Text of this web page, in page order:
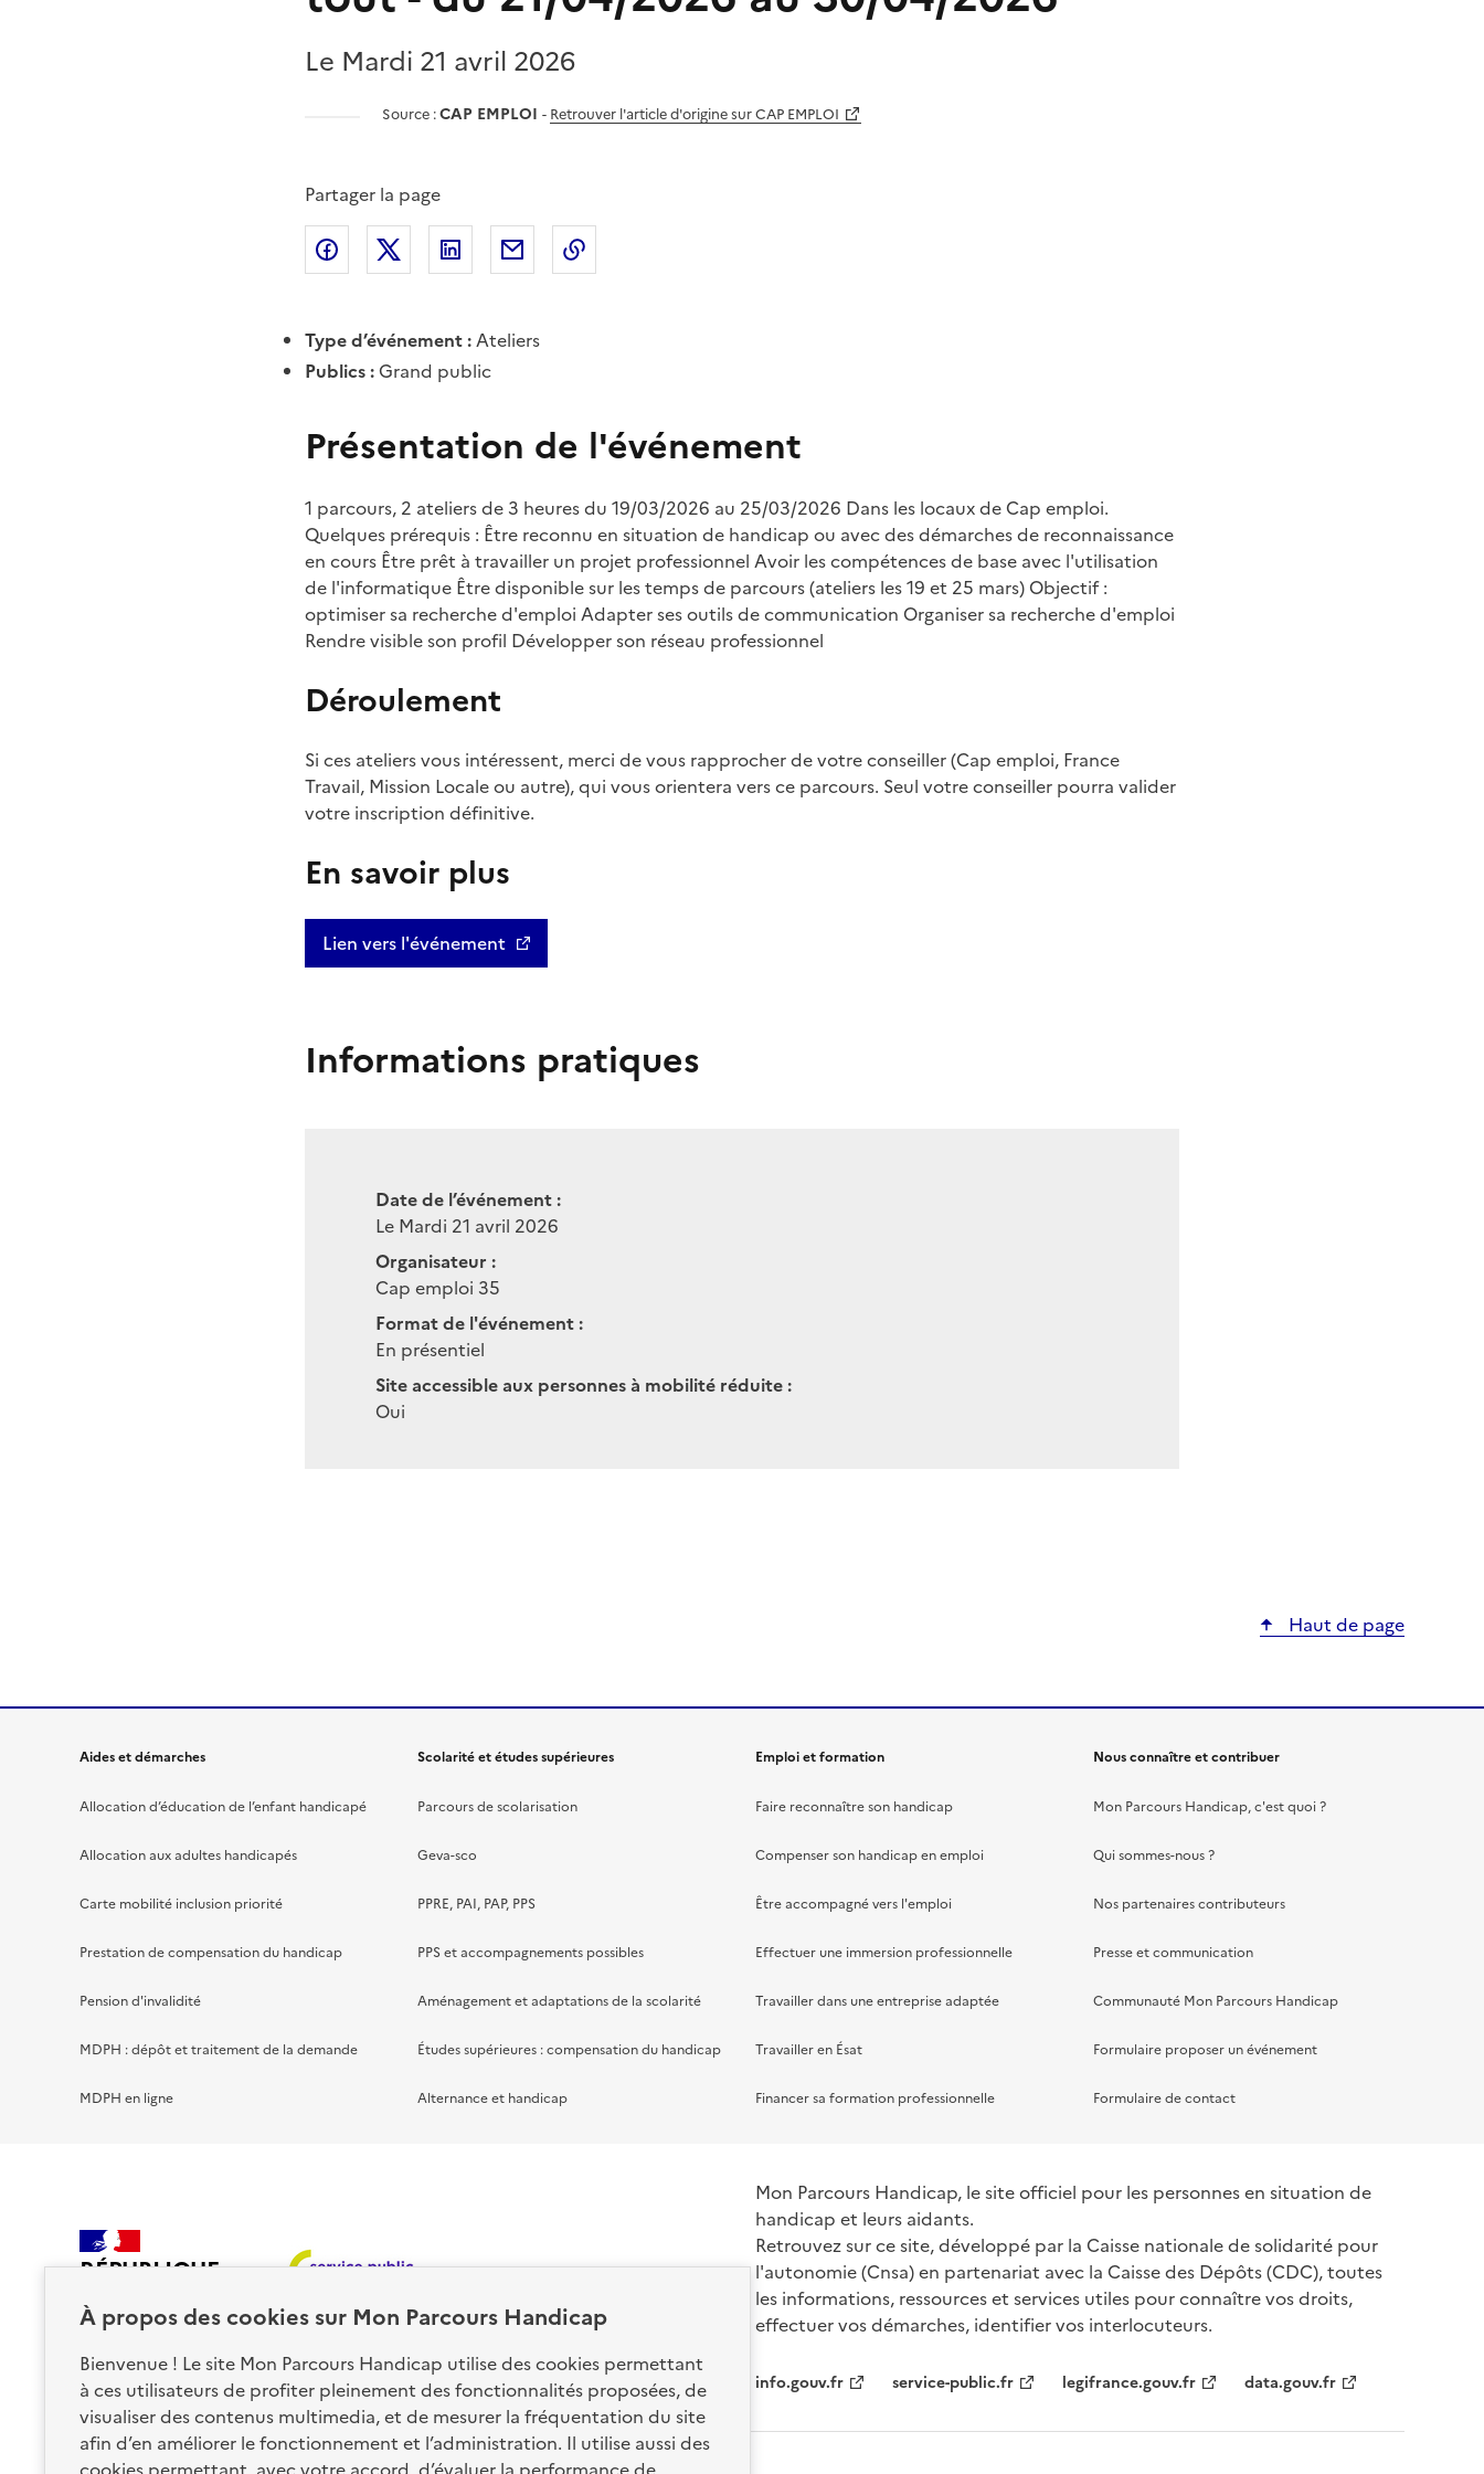
À propos des cookies sur Mon Parcours Handicap
Bienvenue ! Le site Mon Parcours Handicap utilise des cookies permettant
à ces utilisateurs de profiter pleinement des fonctionnalités proposées, de
visualiser des contenus multimedia, et de mesurer la fréquentation du site
afin d’en améliorer le fonctionnement et l’administration. Il utilise aussi des
Le Mardi 21 avril 2026
Source :CAP EMPLOI - Retrouver l'article d'origine sur CAP EMPLOI
Partager la page
Partager l'article surFacebook
Partager l'article sur X (anciennement
Partager l'article sur
Partager l'article par courriel
Type d’événement :Ateliers
Publics :Grand public
Présentation de l'événement
1 parcours, 2 ateliers de 3 heures du 19/03/2026 au 25/03/2026 Dans les locaux de Cap emploi.
Quelques prérequis : Être reconnu en situation de handicap ou avec des démarches de reconnaissance
en cours Être prêt à travailler un projet professionnel Avoir les compétences de base avec l'utilisation
de l'informatique Être disponible sur les temps de parcours (ateliers les 19 et 25 mars) Objectif :
optimiser sa recherche d'emploi Adapter ses outils de communication Organiser sa recherche d'emploi
Rendre visible son profil Développer son réseau professionnel
Déroulement
Si ces ateliers vous intéressent, merci de vous rapprocher de votre conseiller (Cap emploi, France
Travail, Mission Locale ou autre), qui vous orientera vers ce parcours. Seul votre conseiller pourra valider
votre inscription définitive.
En savoir plus
Lien vers l'événement
Informations pratiques
Date de l’événement :
Le Mardi 21 avril 2026
Organisateur :
Cap emploi 35
Format de l'événement :
En présentiel
Site accessible aux personnes à mobilité réduite :
Oui
Haut de page
Aides et démarches
Allocation d’éducation de l’enfant handicapé
Allocation aux adultes handicapés
Carte mobilité inclusion priorité
Prestation de compensation du handicap
Pension d'invalidité
MDPH : dépôt et traitement de la demande
MDPH en ligne
Scolarité et études supérieures
Parcours de scolarisation
Geva-sco
PPRE, PAI, PAP, PPS
PPS et accompagnements possibles
Aménagement et adaptations de la scolarité
Études supérieures : compensation du handicap
Alternance et handicap
Emploi et formation
Faire reconnaître son handicap
Compenser son handicap en emploi
Être accompagné vers l'emploi
Effectuer une immersion professionnelle
Travailler dans une entreprise adaptée
Travailler en Ésat
Financer sa formation professionnelle
Nous connaître et contribuer
Mon Parcours Handicap, c'est quoi ?
Qui sommes-nous ?
Nos partenaires contributeurs
Presse et communication
Communauté Mon Parcours Handicap
Formulaire proposer un événement
Formulaire de contact
RÉPUBLIQUE
Mon Parcours Handicap, le site officiel pour les personnes en situation de
handicap et leurs aidants.
Retrouvez sur ce site, développé par la Caisse nationale de solidarité pour
l'autonomie (Cnsa) en partenariat avec la Caisse des Dépôts (CDC), toutes
les informations, ressources et services utiles pour connaître vos droits,
effectuer vos démarches, identifier vos interlocuteurs.
Nos sites partenaires
info.gouv.fr service-public.fr legifrance.gouv.fr data.gouv.fr
Nos partenaires